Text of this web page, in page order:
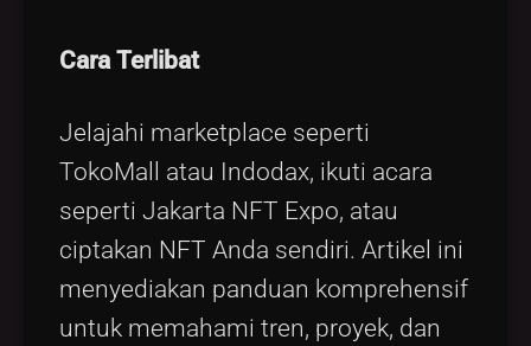
Cara Terlibat
Jelajahi marketplace seperti
TokoMall atau Indodax, ikuti acara
seperti Jakarta NFT Expo, atau
ciptakan NFT Anda sendiri. Artikel ini
menyediakan panduan komprehensif
untuk memahami tren, proyek, dan